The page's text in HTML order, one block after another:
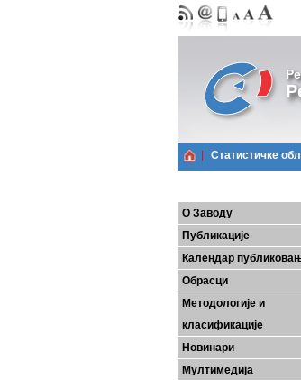
Статистичке
О Заводу
Публикације
Календар
Обрасци
Методологије и
класификације
Новинари
Мултимедија